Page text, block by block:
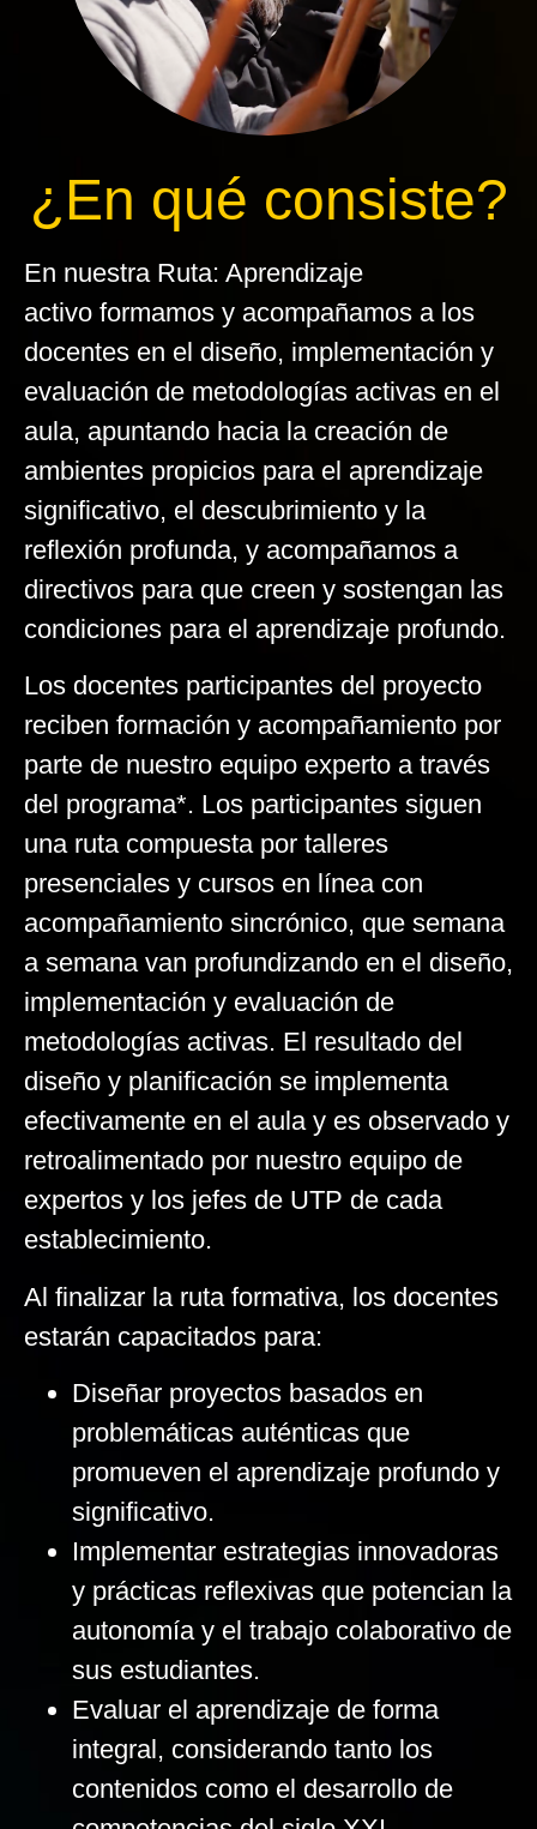
¿En qué consiste?
En nuestra Ruta: Aprendizaje
activo formamos y acompañamos a los
docentes en el diseño, implementación y
evaluación de metodologías activas en el
aula, apuntando hacia la creación de
ambientes propicios para el aprendizaje
significativo, el descubrimiento y la
reflexión profunda, y acompañamos a
directivos para que creen y sostengan las
condiciones para el aprendizaje profundo.
Los docentes participantes del proyecto
reciben formación y acompañamiento por
parte de nuestro equipo experto a través
del programa*. Los participantes siguen
una ruta compuesta por talleres
presenciales y cursos en línea con
acompañamiento sincrónico, que semana
a semana van profundizando en el diseño,
implementación y evaluación de
metodologías activas. El resultado del
diseño y planificación se implementa
efectivamente en el aula y es observado y
retroalimentado por nuestro equipo de
expertos y los jefes de UTP de cada
establecimiento.
Al finalizar la ruta formativa, los docentes
estarán capacitados para:
Diseñar proyectos basados en
problemáticas auténticas que
promueven el aprendizaje profundo y
significativo.
Implementar estrategias innovadoras
y prácticas reflexivas que potencian la
autonomía y el trabajo colaborativo de
sus estudiantes.
Evaluar el aprendizaje de forma
integral, considerando tanto los
contenidos como el desarrollo de